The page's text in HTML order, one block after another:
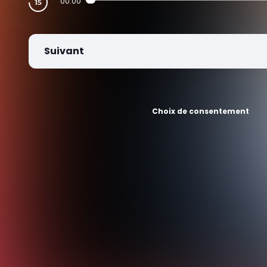
Suivant
Choix de consentement